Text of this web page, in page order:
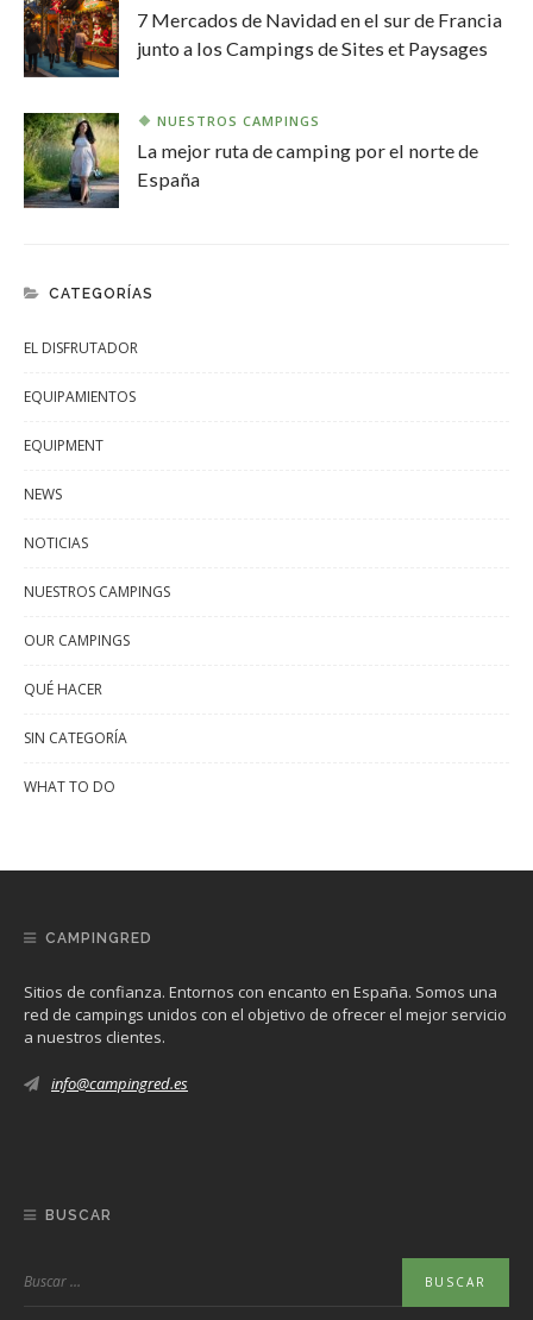
7 Mercados de Navidad en el sur de Francia
junto a los Campings de Sites et Paysages
NUESTROS CAMPINGS
La mejor ruta de camping por el norte de
España
CATEGORÍAS
EL DISFRUTADOR
EQUIPAMIENTOS
EQUIPMENT
NEWS
NOTICIAS
NUESTROS CAMPINGS
OUR CAMPINGS
QUÉ HACER
SIN CATEGORÍA
WHAT TO DO
CAMPINGRED
Sitios de confianza. Entornos con encanto en España. Somos una
red de campings unidos con el objetivo de ofrecer el mejor servicio
a nuestros clientes.
info@campingred.es
BUSCAR